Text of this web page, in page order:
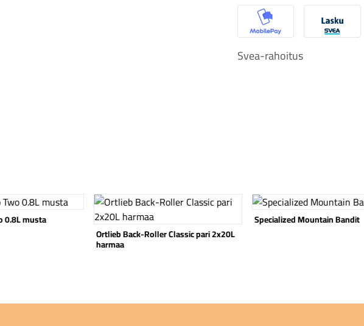
MobilePay Svea
Svea-rahoitus
0.8L musta
Katso tuote
Ortlieb Back-Roller Classic pari 2x20L
harmaa
Katso tuote
Specialized Mountain Bandit